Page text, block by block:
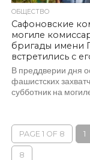
ОБЩЕСТВО
Сафоновские
могиле
бригады имени
встретились с
В преддверии дня
фашистских
субботник на
PAGE 1 OF 8 1
8